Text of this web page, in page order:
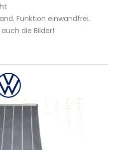
Funktion einwandfrei.
die Bilder!